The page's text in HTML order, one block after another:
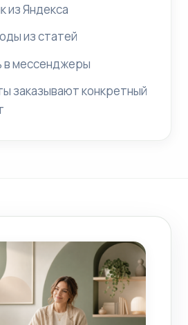
из Яндекса
из статей
в мессенджеры
заказывают конкретный